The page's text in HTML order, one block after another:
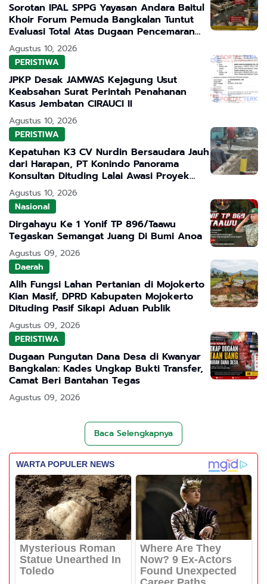
Sorotan IPAL SPPG Yayasan Andara Baitul
Khoir Forum Pemuda Bangkalan Tuntut
Evaluasi Total Atas Dugaan Pencemaran
Lingkungan
Agustus 10, 2026
PERISTIWA
JPKP Desak JAMWAS Kejagung Usut
Keabsahan Surat Perintah Penahanan
Kasus Jembatan CIRAUCI II
Agustus 10, 2026
PERISTIWA
Kepatuhan K3 CV Nurdin Bersaudara Jauh
dari Harapan, PT Konindo Panorama
Konsultan Dituding Lalai Awasi Proyek
DPRKPCK Jatim
Agustus 10, 2026
Nasional
Dirgahayu Ke 1 Yonif TP 896/Taawu
Tegaskan Semangat Juang Di Bumi Anoa
Agustus 09, 2026
Daerah
Alih Fungsi Lahan Pertanian di Mojokerto
Kian Masif, DPRD Kabupaten Mojokerto
Dituding Pasif Sikapi Aduan Publik
Agustus 09, 2026
PERISTIWA
Dugaan Pungutan Dana Desa di Kwanyar
Bangkalan: Kades Ungkap Bukti Transfer,
Camat Beri Bantahan Tegas
Agustus 09, 2026
Baca Selengkapnya